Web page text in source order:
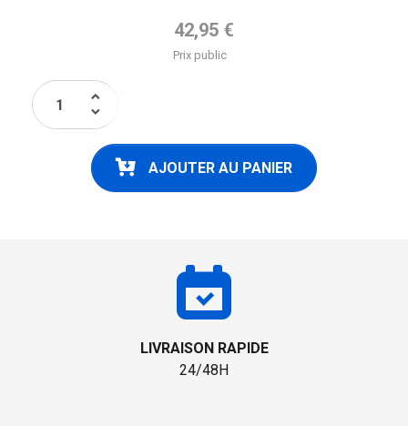
Prix de base
42,95 €
Prix public
keyboard_arrow_up
keyboard_arrow_down
AJOUTER AU PANIER
LIVRAISON RAPIDE
24/48H